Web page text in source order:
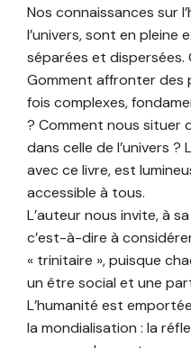
Nos connaissances sur
l’univers, sont en pleine
séparées et dispersées.
Gomment affronter des
fois complexes,
? Comment nous situer
dans celle de l’univers ?
avec ce livre, est
accessible à tous.
L’auteur nous invite, à
c’est-à-dire à
« trinitaire », puisque
un être social et une
L’humanité est
la mondialisation : la